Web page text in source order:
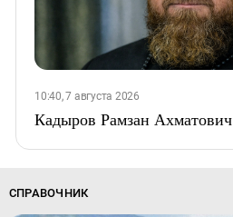
10:40, 7 августа 2026
Кадыров Рамзан Ахматович
СПРАВОЧНИК